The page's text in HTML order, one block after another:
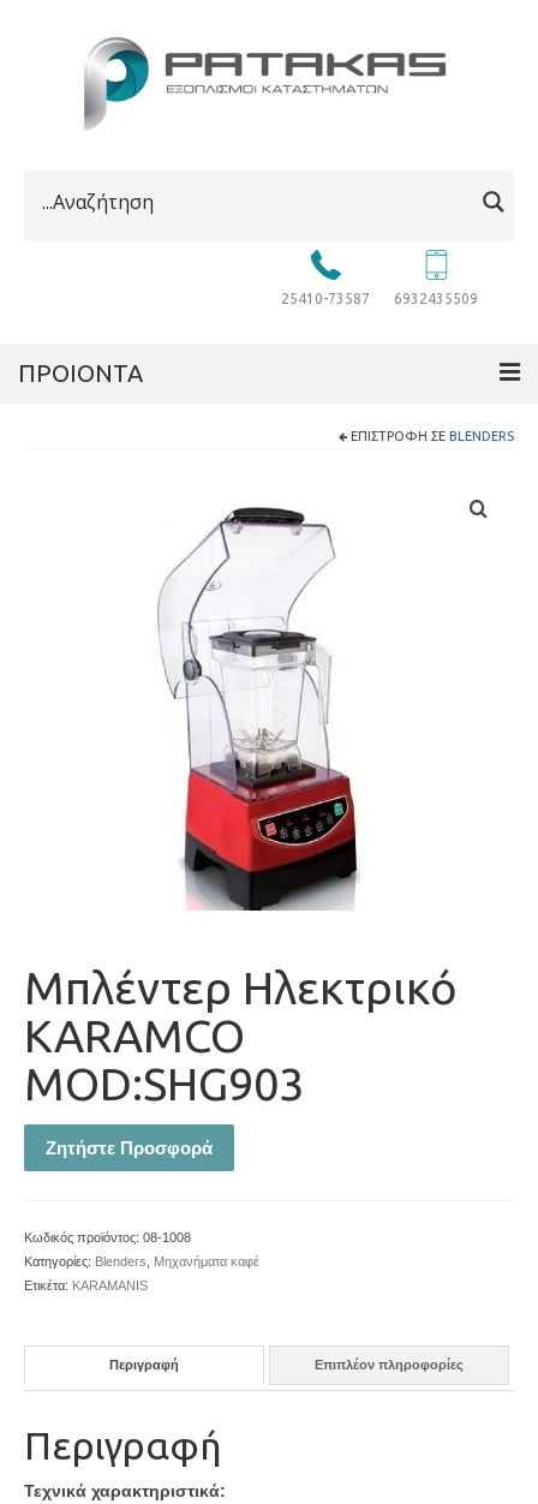
25410-73587 6932435509
ΠΡΟΙΟΝΤΑ
ΕΠΙΣΤΡΟΦΉ ΣΕ BLENDERS
Μπλέντερ Ηλεκτρικό
KARAMCO
MOD:SHG903
Ζητήστε Προσφορά
Κωδικός προϊόντος: 08-1008
Κατηγορίες: Blenders
Μηχανήματα καφέ
Ετικέτα: KARAMANIS
Περιγραφή Επιπλέον πληροφορίες
Περιγραφή
Τεχνικά χαρακτηριστικά: